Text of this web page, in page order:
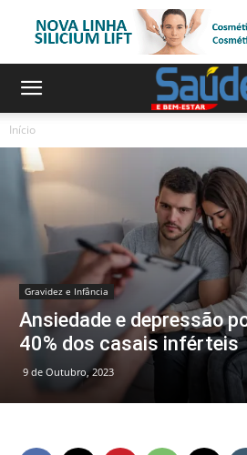
Início
Gravidez e Infância
Ansiedade e depressão
40% dos casais inférteis
9 de Outubro, 2023